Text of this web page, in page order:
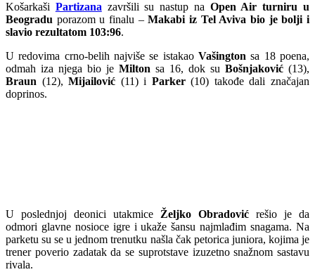
Košarkaši Partizana završili su nastup na Open Air turniru u
Beogradu porazom u finalu –Makabi iz Tel Aviva bio je bolji i
slavio rezultatom 103:96.
U redovima crno-belih najviše se istakao Vašington sa 18 poena,
odmah iza njega bio je Milton sa 16, dok su Bošnjaković (13),
Braun (12),Mijailović (11) i Parker(10) takođe dali značajan
doprinos.
U poslednjoj deonici utakmice Željko Obradović rešio je da
odmori glavne nosioce igre i ukaže šansu najmlađim snagama. Na
parketu su se u jednom trenutku našla čak petorica juniora, kojima je
trener poverio zadatak da se suprotstave izuzetno snažnom sastavu
rivala.